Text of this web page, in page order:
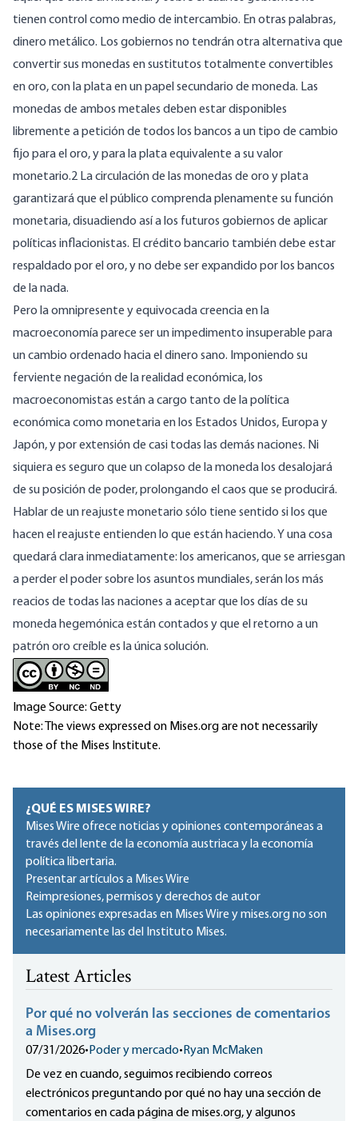
tienen control como medio de intercambio. En otras palabras,
dinero metálico. Los gobiernos no tendrán otra alternativa que
convertir sus monedas en sustitutos totalmente convertibles
en oro, con la plata en un papel secundario de moneda. Las
monedas de ambos metales deben estar disponibles
libremente a petición de todos los bancos a un tipo de cambio
fijo para el oro, y para la plata equivalente a su valor
monetario.2 La circulación de las monedas de oro y plata
garantizará que el público comprenda plenamente su función
monetaria, disuadiendo así a los futuros gobiernos de aplicar
políticas inflacionistas. El crédito bancario también debe estar
respaldado por el oro, y no debe ser expandido por los bancos
de la nada.
Pero la omnipresente y equivocada creencia en la
macroeconomía parece ser un impedimento insuperable para
un cambio ordenado hacia el dinero sano. Imponiendo su
ferviente negación de la realidad económica, los
macroeconomistas están a cargo tanto de la política
económica como monetaria en los Estados Unidos, Europa y
Japón, y por extensión de casi todas las demás naciones. Ni
siquiera es seguro que un colapso de la moneda los desalojará
de su posición de poder, prolongando el caos que se producirá.
Hablar de un reajuste monetario sólo tiene sentido si los que
hacen el reajuste entienden lo que están haciendo. Y una cosa
quedará clara inmediatamente: los americanos, que se arriesgan
a perder el poder sobre los asuntos mundiales, serán los más
reacios de todas las naciones a aceptar que los días de su
moneda hegemónica están contados y que el retorno a un
patrón oro creíble es la única solución.
Image Source: Getty
Note: The views expressed on Mises.org are not necessarily
those of the Mises Institute.
¿QUÉ ES MISES WIRE?
Mises Wire ofrece noticias y opiniones contemporáneas a
través del lente de la economía austriaca y la economía
política libertaria.
Presentar artículos a Mises Wire
Reimpresiones, permisos y derechos de autor
Las opiniones expresadas en Mises Wire y mises.org no son
necesariamente las del Instituto Mises.
Latest Articles
Por qué no volverán las secciones de comentarios
a Mises.org
07/31/2026•Poder y mercado•Ryan McMaken
De vez en cuando, seguimos recibiendo correos
electrónicos preguntando por qué no hay una sección de
comentarios en cada página de mises.org, y algunos